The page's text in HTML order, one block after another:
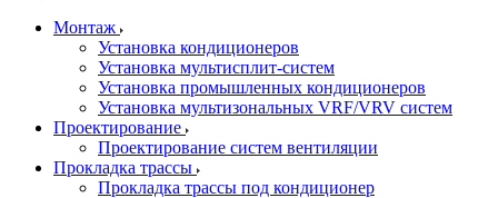
Монтаж
Установка кондиционеров
Установка мультисплит-систем
Установка промышленных кондиционеров
Установка мультизональных VRF/VRV систем
Проектирование
Проектирование систем вентиляции
Прокладка трассы
Прокладка трассы под кондиционер